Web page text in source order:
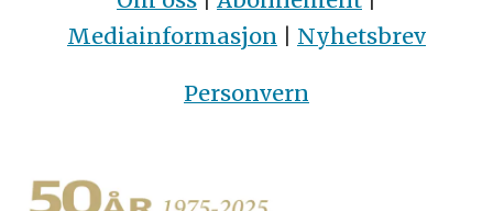
Mediainformasjon | Nyhetsbrev
Personvern